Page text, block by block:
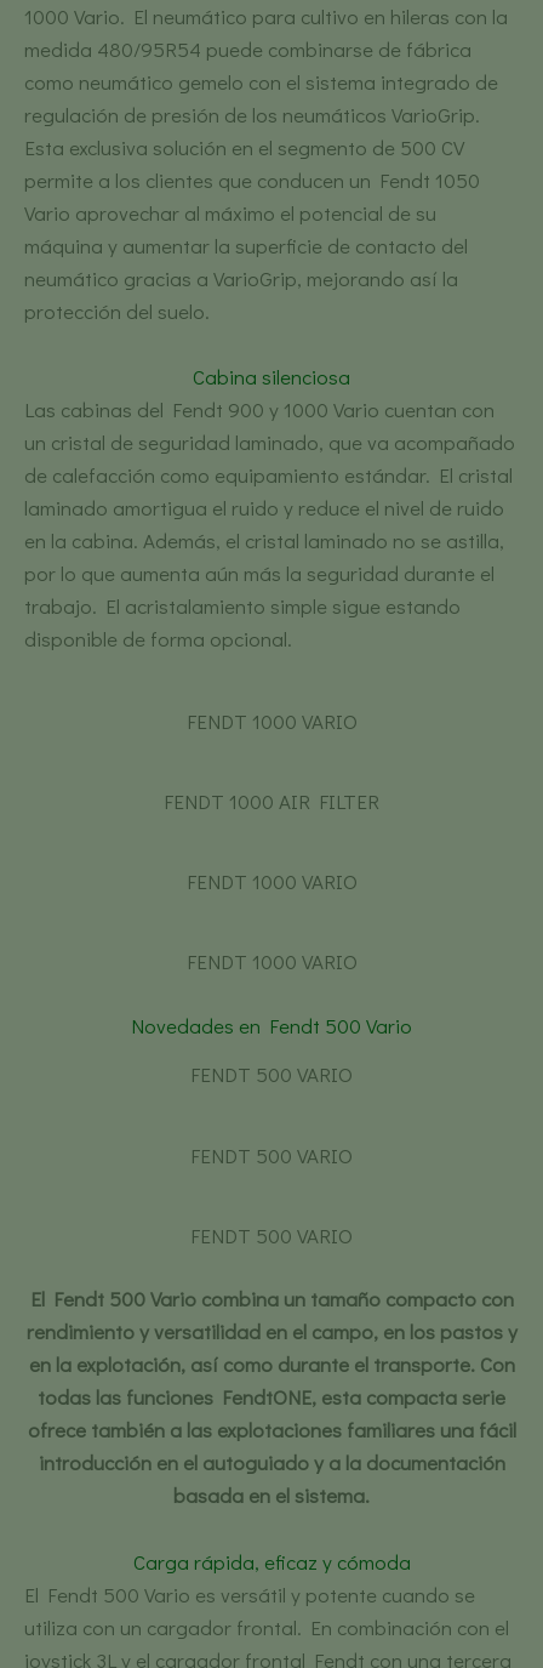
1000 Vario. El neumático para cultivo en hileras con la
medida 480/95R54 puede combinarse de fábrica
como neumático gemelo con el sistema integrado de
regulación de presión de los neumáticos VarioGrip.
Esta exclusiva solución en el segmento de 500 CV
permite a los clientes que conducen un Fendt 1050
Vario aprovechar al máximo el potencial de su
máquina y aumentar la superficie de contacto del
neumático gracias a VarioGrip, mejorando así la
protección del suelo.
Cabina silenciosa
Las cabinas del Fendt 900 y 1000 Vario cuentan con
un cristal de seguridad laminado, que va acompañado
de calefacción como equipamiento estándar. El cristal
laminado amortigua el ruido y reduce el nivel de ruido
en la cabina. Además, el cristal laminado no se astilla,
por lo que aumenta aún más la seguridad durante el
trabajo. El acristalamiento simple sigue estando
disponible de forma opcional.
FENDT 1000 VARIO
FENDT 1000 AIR FILTER
FENDT 1000 VARIO
FENDT 1000 VARIO
Novedades en Fendt 500 Vario
FENDT 500 VARIO
FENDT 500 VARIO
FENDT 500 VARIO
El Fendt 500 Vario combina un tamaño compacto con
rendimiento y versatilidad en el campo, en los pastos y
en la explotación, así como durante el transporte. Con
todas las funciones FendtONE, esta compacta serie
ofrece también a las explotaciones familiares una fácil
introducción en el autoguiado y a la documentación
basada en el sistema.
Carga rápida, eficaz y cómoda
El Fendt 500 Vario es versátil y potente cuando se
utiliza con un cargador frontal. En combinación con el
joystick 3L y el cargador frontal Fendt con una tercera